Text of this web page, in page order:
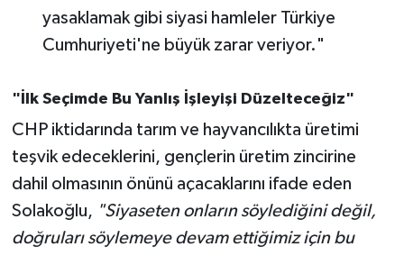
yasaklamak gibi siyasi hamleler Türkiye
Cumhuriyeti'ne büyük zarar veriyor."
"İlk Seçimde Bu Yanlış İşleyişi Düzelteceğiz"
CHP iktidarında tarım ve hayvancılıkta üretimi
teşvik edeceklerini, gençlerin üretim zincirine
dahil olmasının önünü açacaklarını ifade eden
Solakoğlu, "Siyaseten onların söylediğini değil,
doğruları söylemeye devam ettiğimiz için bu